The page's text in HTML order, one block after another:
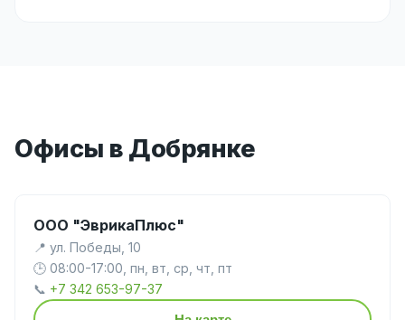
Офисы в Добрянке
ООО "ЭврикаПлюс"
📍 ул. Победы, 10
🕒 08:00-17:00, пн, вт, ср, чт, пт
📞 +7 342 653-97-37